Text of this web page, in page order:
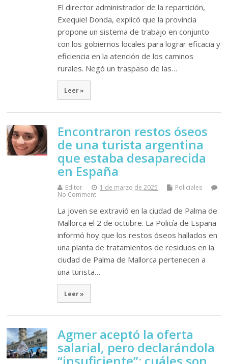
El director administrador de la repartición,
Exequiel Donda, explicó que la provincia
propone un sistema de trabajo en conjunto
con los gobiernos locales para lograr eficacia y
eficiencia en la atención de los caminos
rurales. Negó un traspaso de las…
Leer »
Encontraron restos óseos
de una turista argentina
que estaba desaparecida
en España
Editor 1 de marzo de 2025
Policiales
No Comment
La joven se extravió en la ciudad de Palma de
Mallorca el 2 de octubre. La Policía de España
informó hoy que los restos óseos hallados en
una planta de tratamientos de residuos en la
ciudad de Palma de Mallorca pertenecen a
una turista…
Leer »
Agmer aceptó la oferta
salarial, pero declarándola